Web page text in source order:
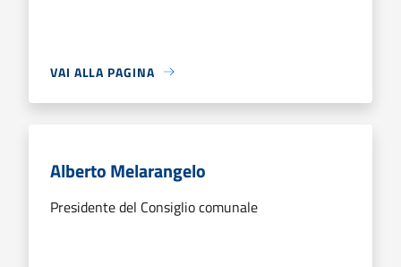
VAI ALLA PAGINA
Alberto Melarangelo
Presidente del Consiglio comunale